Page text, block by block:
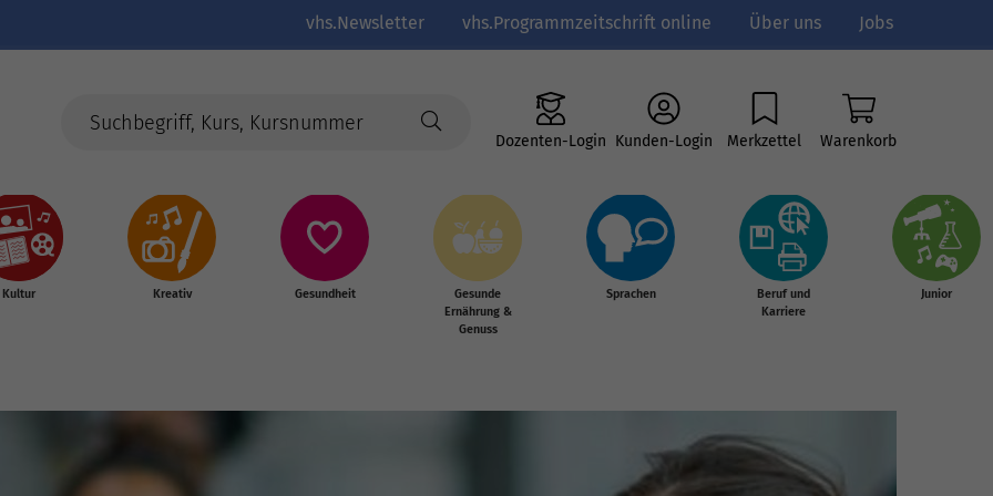
vhs.Newsletter vhs.Programmzeitschrift online Über uns Jobs
Dozenten-Login Kunden-Login Merkzettel Warenkorb
Kultur Kreativ Gesundheit
Gesunde
Ernährung &
Genuss
Sprachen
Beruf und
Karriere
Junior